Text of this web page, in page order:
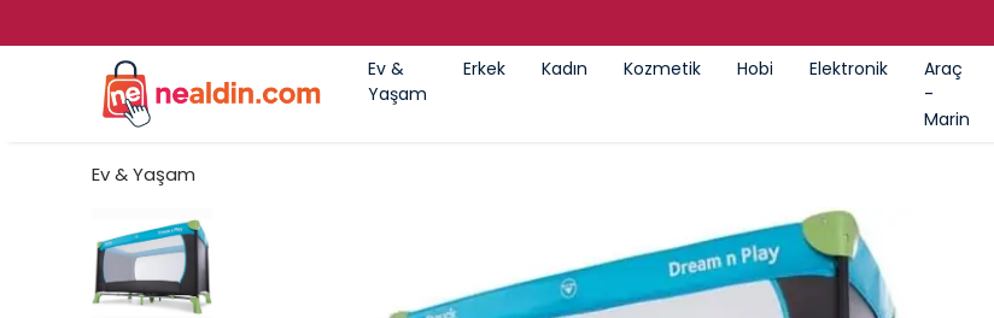
Ev &
Yaşam
Erkek Kadın Kozmetik Hobi Elektronik
Araç
-
Marin
Ev & Yaşam